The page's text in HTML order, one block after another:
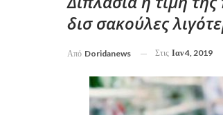
δισ σακούλες
Από Doridanews Στις Ιαν 4, 2019